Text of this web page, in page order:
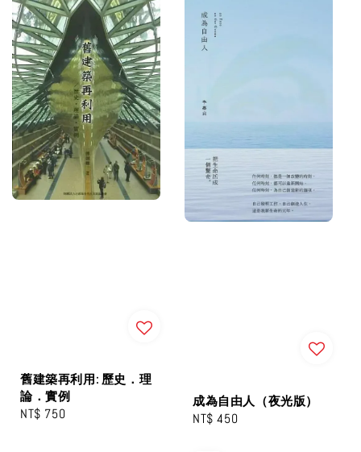
舊建築再利用: 歷史．理
論．實例
Regular
NT$ 750
成為自由人（夜光版）
Regular
NT$ 450